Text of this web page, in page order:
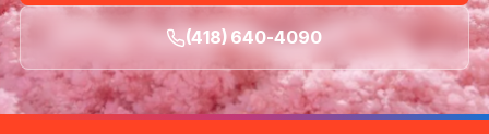
(418) 640-4090